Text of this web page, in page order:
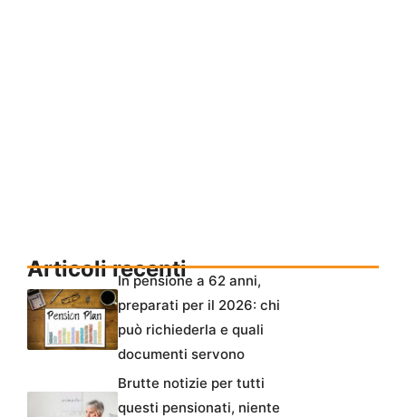
Articoli recentiIn pensione a 62 anni,
preparati per il 2026: chi
può richiederla e quali
documenti servono
Brutte notizie per tutti
questi pensionati, niente